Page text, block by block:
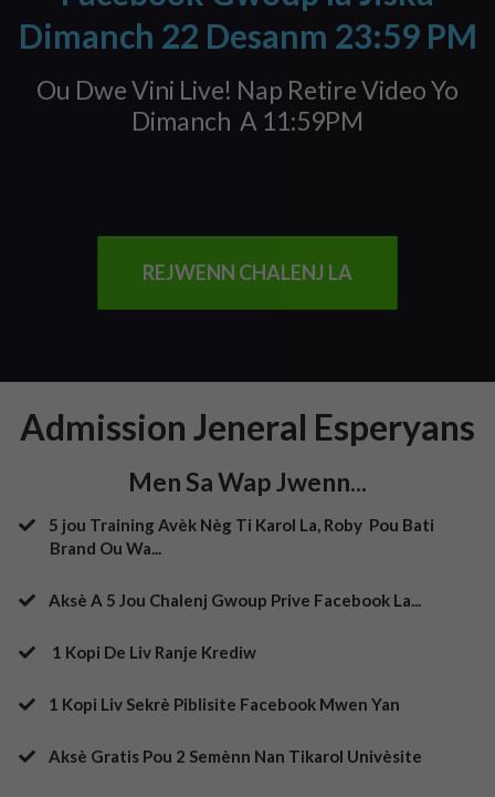
Dimanch 22 Desanm 23:59 PM
Ou Dwe Vini Live! Nap Retire Video Yo
Dimanch A 11:59PM
REJWENN CHALENJ LA
Admission Jeneral Esperyans
Men Sa Wap Jwenn...
5 jou Training Avèk Nèg Ti Karol La, Roby Pou Bati
Brand Ou Wa...
​Aksè A 5 Jou Chalenj Gwoup Prive Facebook La...
1 Kopi De Liv Ranje Krediw
​1 Kopi Liv Sekrè Piblisite Facebook Mwen Yan
​Aksè Gratis Pou 2 Semènn Nan Tikarol Univèsite